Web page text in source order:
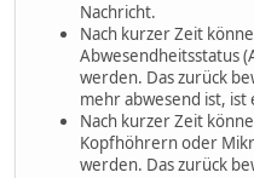
Nachricht.
Nach kurzer Zeit
Abwesendheitsstatus
werden. Das zurück
mehr abwesend ist, ist
Nach kurzer Zeit
Kopfhöhrern oder
werden. Das zurück